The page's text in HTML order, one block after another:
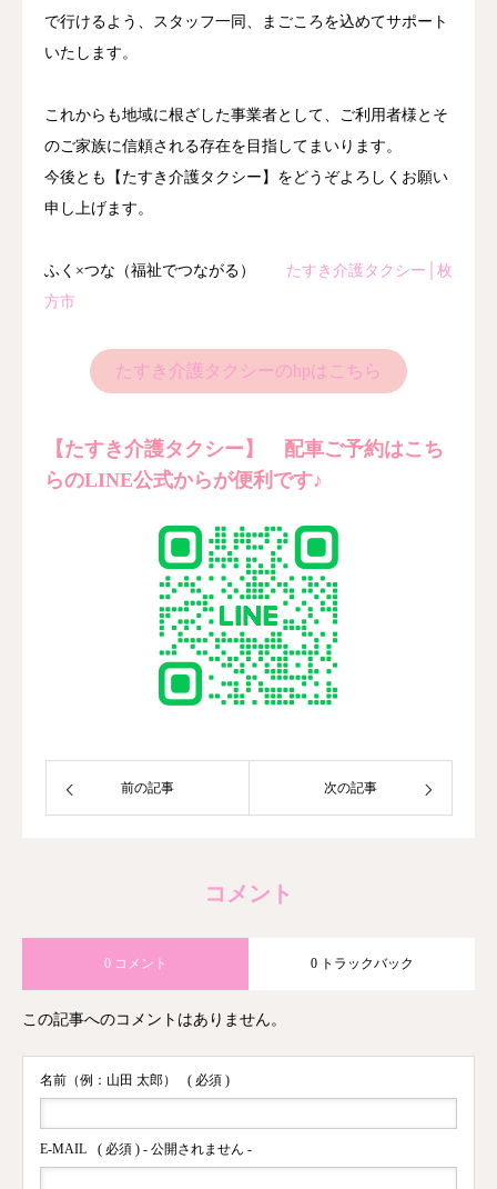
で行けるよう、スタッフ一同、まごころを込めてサポート
いたします。
これからも地域に根ざした事業者として、ご利用者様とそ
のご家族に信頼される存在を目指してまいります。
今後とも【たすき介護タクシー】をどうぞよろしくお願い
申し上げます。
ふく×つな（福祉でつながる） たすき介護タクシー│枚
方市
たすき介護タクシーのhpはこちら
【たすき介護タクシー】 配車ご予約はこち
らのLINE公式からが便利です♪
前の記事 次の記事
コメント
0 コメント 0 トラックバック
この記事へのコメントはありません。
名前（例：山田 太郎） ( 必須 )
E-MAIL ( 必須 ) - 公開されません -